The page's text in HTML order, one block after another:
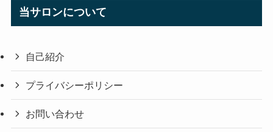
当サロンについて
自己紹介
プライバシーポリシー
お問い合わせ